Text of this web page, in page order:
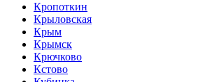
Кропоткин
Крыловская
Крым
Крымск
Крючково
Кстово